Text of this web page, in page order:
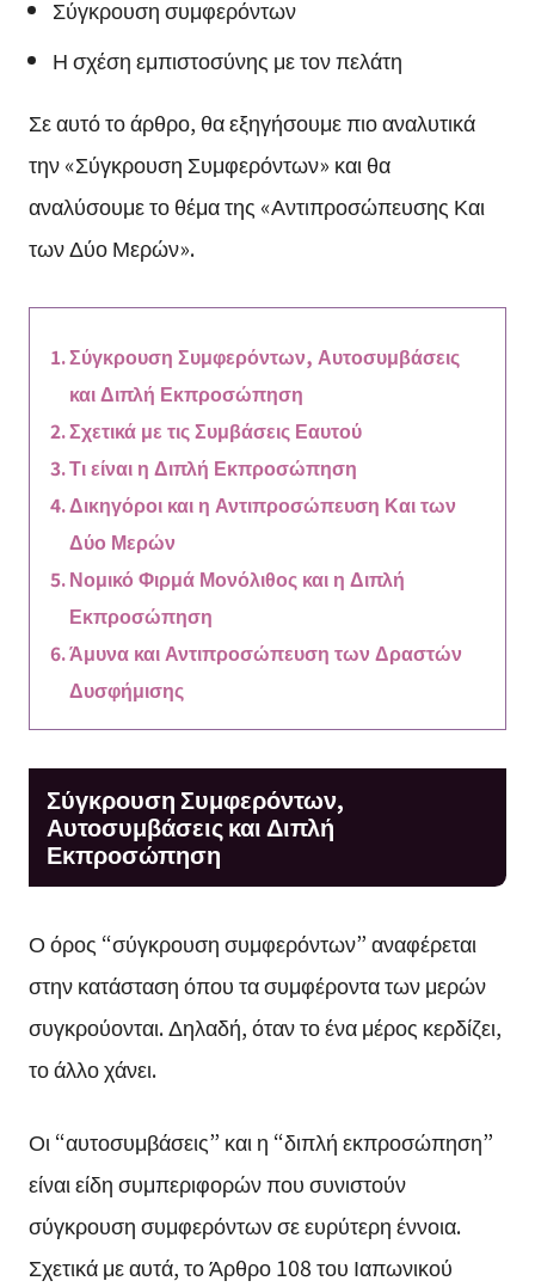
Σύγκρουση συμφερόντων
Η σχέση εμπιστοσύνης με τον πελάτη
Σε αυτό το άρθρο, θα εξηγήσουμε πιο αναλυτικά
την «Σύγκρουση Συμφερόντων» και θα
αναλύσουμε το θέμα της «Αντιπροσώπευσης Και
των Δύο Μερών».
Σύγκρουση Συμφερόντων, Αυτοσυμβάσεις
και Διπλή Εκπροσώπηση
Σχετικά με τις Συμβάσεις Εαυτού
Τι είναι η Διπλή Εκπροσώπηση
Δικηγόροι και η Αντιπροσώπευση Και των
Δύο Μερών
Νομικό Φιρμά Μονόλιθος και η Διπλή
Εκπροσώπηση
Άμυνα και Αντιπροσώπευση των Δραστών
Δυσφήμισης
Σύγκρουση Συμφερόντων,
Αυτοσυμβάσεις και Διπλή
Εκπροσώπηση
Ο όρος “σύγκρουση συμφερόντων” αναφέρεται
στην κατάσταση όπου τα συμφέροντα των μερών
συγκρούονται. Δηλαδή, όταν το ένα μέρος κερδίζει,
το άλλο χάνει.
Οι “αυτοσυμβάσεις” και η “διπλή εκπροσώπηση”
είναι είδη συμπεριφορών που συνιστούν
σύγκρουση συμφερόντων σε ευρύτερη έννοια.
Σχετικά με αυτά, το Άρθρο 108 του Ιαπωνικού